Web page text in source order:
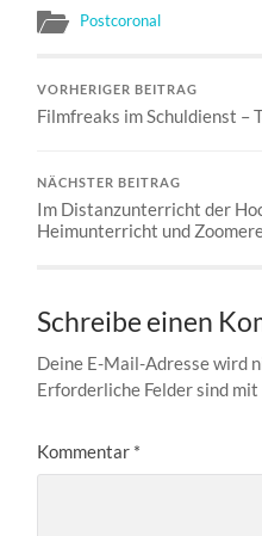
Postcoronal
VORHERIGER BEITRAG
Filmfreaks im Schuldienst –
NÄCHSTER BEITRAG
Im Distanzunterricht der
Heimunterricht und
Schreibe einen
Deine E-Mail-Adresse wird
Erforderliche Felder sind mit
Kommentar *